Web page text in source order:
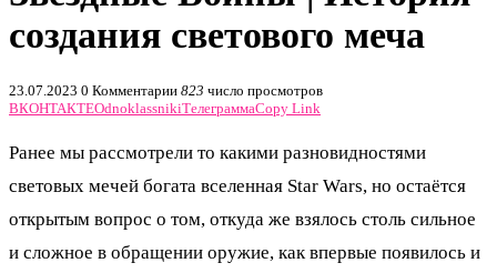
создания светового меча
23.07.2023 0 Комментарии 823 число просмотров
ВКОНТАКТЕOdnoklassnikiТелеграммаCopy Link
Ранее мы рассмотрели то какими разновидностями
световых мечей богата вселенная Star Wars, но остаётся
открытым вопрос о том, откуда же взялось столь сильное
и сложное в обращении оружие, как впервые появилось и